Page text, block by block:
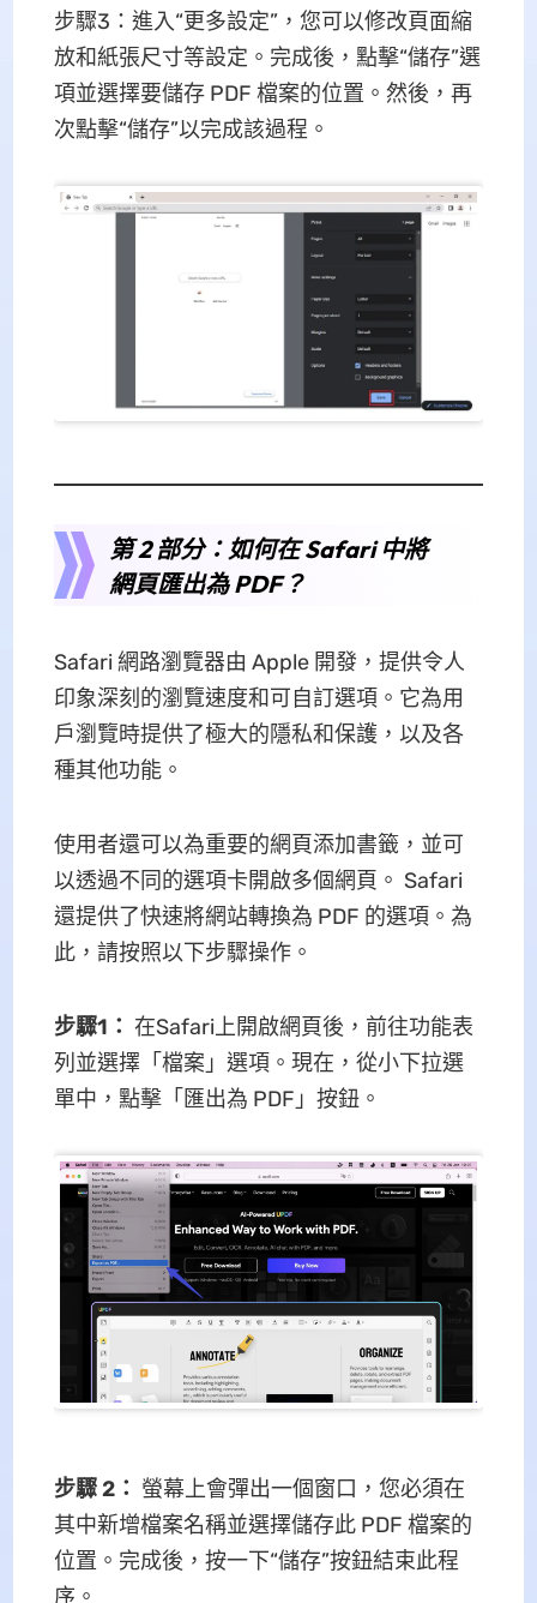
步驟3：進入“更多設定”，您可以修改頁面縮
放和紙張尺寸等設定。完成後，點擊“儲存”選
項並選擇要儲存 PDF 檔案的位置。然後，再
次點擊“儲存”以完成該過程。
第 2 部分：如何在 Safari 中將
網頁匯出為 PDF？
Safari 網路瀏覽器由 Apple 開發，提供令人
印象深刻的瀏覽速度和可自訂選項。它為用
戶瀏覽時提供了極大的隱私和保護，以及各
種其他功能。
使用者還可以為重要的網頁添加書籤，並可
以透過​​不同的選項卡開啟多個網頁。 Safari
還提供了快速將網站轉換為 PDF 的選項。為
此，請按照以下步驟操作。
步驟1： 在Safari上開啟網頁後，前往功能表
列並選擇「檔案」選項。現在，從小下拉選
單中，點擊「匯出為 PDF」按鈕。
步驟 2： 螢幕上會彈出一個窗口，您必須在
其中新增檔案名稱並選擇儲存此 PDF 檔案的
位置。完成後，按一下“儲存”按鈕結束此程
序。